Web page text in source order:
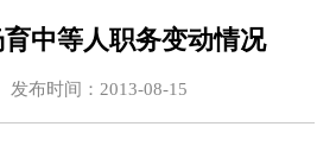
中等人职务变动情况
时间：2013-08-15